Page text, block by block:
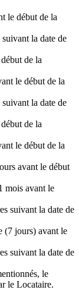
le début de la
la date de
de la
le début de la
la date de
de la
le début de la
avant le début
mois avant le
suivant la date de
(7 jours) avant le
suivant la date de
le
le Locataire.